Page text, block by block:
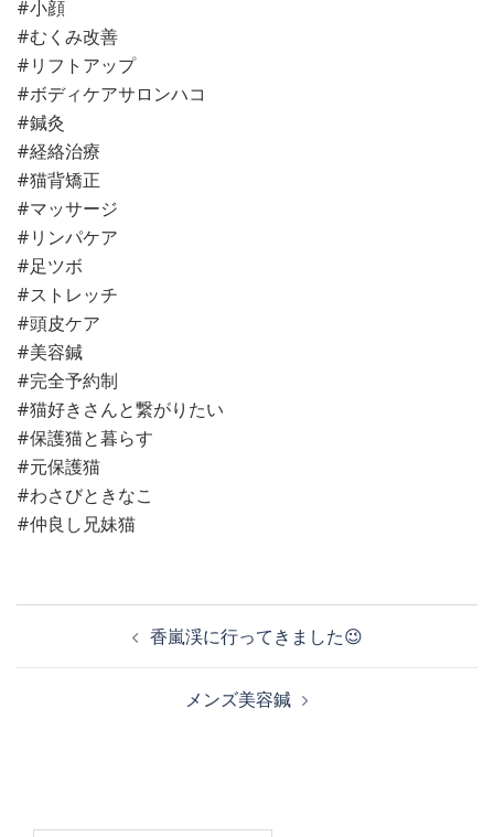
#小顔
#むくみ改善
#リフトアップ
#ボディケアサロンハコ
#鍼灸
#経絡治療
#猫背矯正
#マッサージ
#リンパケア
#足ツボ
#ストレッチ
#頭皮ケア
#美容鍼
#完全予約制
#猫好きさんと繋がりたい
#保護猫と暮らす
#元保護猫
#わさびときなこ
#仲良し兄妹猫
香嵐渓に行ってきました😉
メンズ美容鍼